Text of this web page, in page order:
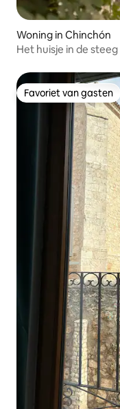
Woning in Chinchón
Het huisje in de steeg
Favoriet van gasten
Favoriet van gasten